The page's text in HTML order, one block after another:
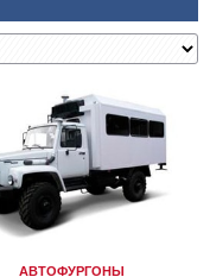
АВТОФУРГОНЫ